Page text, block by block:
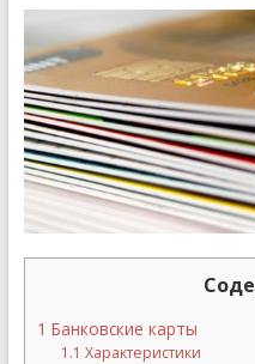
1 Банковские карты
1.1 Характеристики